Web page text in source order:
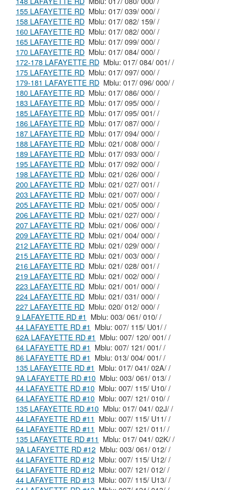
155 LAFAYETTE RD
Mblu: 017/ 039/ 000/ /
158 LAFAYETTE RD
Mblu: 017/ 082/ 159/ /
160 LAFAYETTE RD
Mblu: 017/ 082/ 000/ /
165 LAFAYETTE RD
Mblu: 017/ 099/ 000/ /
170 LAFAYETTE RD
Mblu: 017/ 084/ 000/ /
172-178 LAFAYETTE RD
Mblu: 017/ 084/ 001/ /
175 LAFAYETTE RD
Mblu: 017/ 097/ 000/ /
179-181 LAFAYETTE RD
Mblu: 017/ 096/ 000/ /
180 LAFAYETTE RD
Mblu: 017/ 086/ 000/ /
183 LAFAYETTE RD
Mblu: 017/ 095/ 000/ /
185 LAFAYETTE RD
Mblu: 017/ 095/ 001/ /
186 LAFAYETTE RD
Mblu: 017/ 087/ 000/ /
187 LAFAYETTE RD
Mblu: 017/ 094/ 000/ /
188 LAFAYETTE RD
Mblu: 021/ 008/ 000/ /
189 LAFAYETTE RD
Mblu: 017/ 093/ 000/ /
195 LAFAYETTE RD
Mblu: 017/ 092/ 000/ /
198 LAFAYETTE RD
Mblu: 021/ 026/ 000/ /
200 LAFAYETTE RD
Mblu: 021/ 027/ 001/ /
203 LAFAYETTE RD
Mblu: 021/ 007/ 000/ /
205 LAFAYETTE RD
Mblu: 021/ 005/ 000/ /
206 LAFAYETTE RD
Mblu: 021/ 027/ 000/ /
207 LAFAYETTE RD
Mblu: 021/ 006/ 000/ /
209 LAFAYETTE RD
Mblu: 021/ 004/ 000/ /
212 LAFAYETTE RD
Mblu: 021/ 029/ 000/ /
215 LAFAYETTE RD
Mblu: 021/ 003/ 000/ /
216 LAFAYETTE RD
Mblu: 021/ 028/ 001/ /
219 LAFAYETTE RD
Mblu: 021/ 002/ 000/ /
223 LAFAYETTE RD
Mblu: 021/ 001/ 000/ /
224 LAFAYETTE RD
Mblu: 021/ 031/ 000/ /
227 LAFAYETTE RD
Mblu: 020/ 012/ 000/ /
9 LAFAYETTE RD #1
Mblu: 003/ 061/ 010/ /
44 LAFAYETTE RD #1
Mblu: 007/ 115/ U01/ /
62A LAFAYETTE RD #1
Mblu: 007/ 120/ 001/ /
64 LAFAYETTE RD #1
Mblu: 007/ 121/ 001/ /
86 LAFAYETTE RD #1
Mblu: 013/ 004/ 001/ /
135 LAFAYETTE RD #1
Mblu: 017/ 041/ 02A/ /
9A LAFAYETTE RD #10
Mblu: 003/ 061/ 013/ /
44 LAFAYETTE RD #10
Mblu: 007/ 115/ U10/ /
64 LAFAYETTE RD #10
Mblu: 007/ 121/ 010/ /
135 LAFAYETTE RD #10
Mblu: 017/ 041/ 02J/ /
44 LAFAYETTE RD #11
Mblu: 007/ 115/ U11/ /
64 LAFAYETTE RD #11
Mblu: 007/ 121/ 011/ /
135 LAFAYETTE RD #11
Mblu: 017/ 041/ 02K/ /
9A LAFAYETTE RD #12
Mblu: 003/ 061/ 012/ /
44 LAFAYETTE RD #12
Mblu: 007/ 115/ U12/ /
64 LAFAYETTE RD #12
Mblu: 007/ 121/ 012/ /
44 LAFAYETTE RD #13
Mblu: 007/ 115/ U13/ /